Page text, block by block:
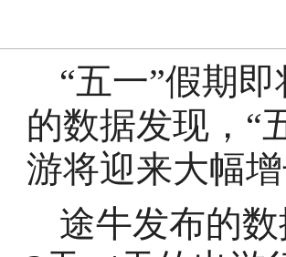
“五一”假期
的数据发现，“
游将迎来大幅增
途牛发布的